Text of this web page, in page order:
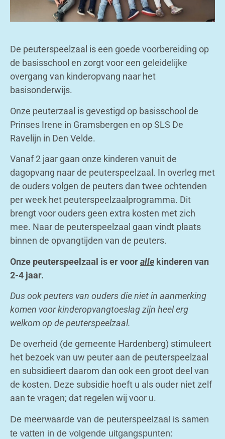
De peuterspeelzaal is een goede voorbereiding op
de basisschool en zorgt voor een geleidelijke
overgang van kinderopvang naar het
basisonderwijs.
Onze peuterzaal is gevestigd op basisschool de
Prinses Irene in Gramsbergen en op SLS De
Ravelijn in Den Velde.
Vanaf 2 jaar gaan onze kinderen vanuit de
dagopvang naar de peuterspeelzaal. In overleg met
de ouders volgen de peuters dan twee ochtenden
per week het peuterspeelzaalprogramma. Dit
brengt voor ouders geen extra kosten met zich
mee. Naar de peuterspeelzaal gaan vindt plaats
binnen de opvangtijden van de peuters.
Onze peuterspeelzaal is er vooralle kinderen van
2-4 jaar.
Dus ook peuters van ouders die niet in aanmerking
komen voor kinderopvangtoeslag zijn heel erg
welkom op de peuterspeelzaal.
De overheid (de gemeente Hardenberg) stimuleert
het bezoek van uw peuter aan de peuterspeelzaal
en subsidieert daarom dan ook een groot deel van
de kosten. Deze subsidie hoeft u als ouder niet zelf
aan te vragen; dat regelen wij voor u.
De meerwaarde van de peuterspeelzaal is samen
te vatten in de volgende uitgangspunten: